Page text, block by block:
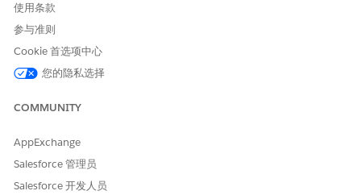
关联记录
与每个版本关联的事件总数是多少？
与每个版本相关的问题总数是多少？
与每个版本关联的变更请求总数是多少？
按状态划分的关联变更请求的分布情况如何？
链接到每个版本的变更请求的审批状态如何？
使用条款
参与准则
Cookie 首选项中心
您的隐私选择
COMMUNITY
AppExchange
Salesforce 管理员
Salesforce 开发人员